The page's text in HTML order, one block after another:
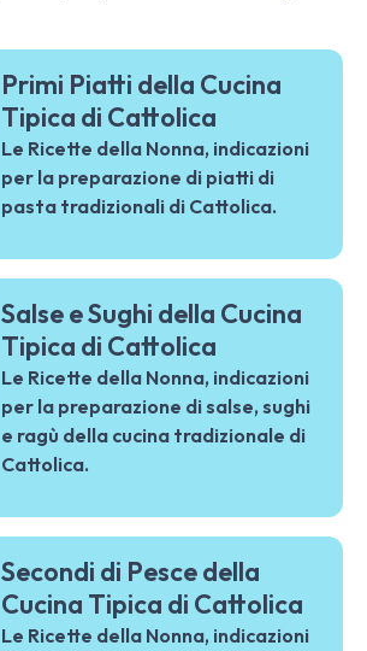
Primi Piatti della Cucina
Tipica di Cattolica
Le Ricette della Nonna, indicazioni
per la preparazione di piatti di
pasta tradizionali di Cattolica.
Salse e Sughi della Cucina
Tipica di Cattolica
Le Ricette della Nonna, indicazioni
per la preparazione di salse, sughi
e ragù della cucina tradizionale di
Cattolica.
Secondi di Pesce della
Cucina Tipica di Cattolica
Le Ricette della Nonna, indicazioni